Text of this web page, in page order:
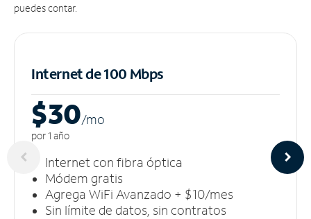
puedes contar.
Internet de 100 Mbps
$30/mo
por 1 año
Internet con fibra óptica
Módem gratis
Agrega WiFi Avanzado + $10/mes
Sin límite de datos, sin contratos